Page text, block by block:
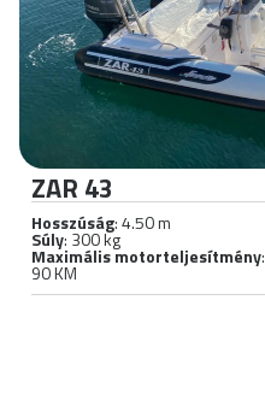
ZAR 43
Hosszúság: 4.50 m
Súly: 300 kg
Maximális motorteljesítmény:
90 KM